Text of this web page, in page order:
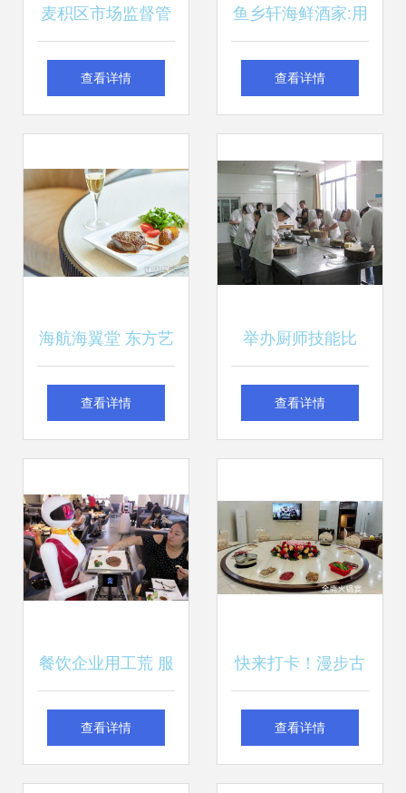
麦积区市场监督管
理局扎实开展疫情
单位夜查行动
查看详情
鱼乡轩海鲜酒家:用
产品和服务打动餐
查看详情
海航海翼堂 东方艺
术的现代表达，点
查看详情
举办厨师技能比
赛，提升餐饮服务
模式的内涵与成效
查看详情
餐饮企业用工荒 服
务机器人能否成为
查看详情
快来打卡！漫步古
村落，感受慢时
查看详情